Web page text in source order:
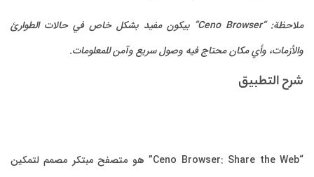
ملاحظة: “Ceno Browser” بيكون مفيد بشكل خاص في حالات الطوارئ
وأي مكان محتاج فيه وصول سريع وآمن للمعلومات.
التطبيق
“Ceno Browser: Share the Web” هو متصفح مبتكر مصمم لتمكين